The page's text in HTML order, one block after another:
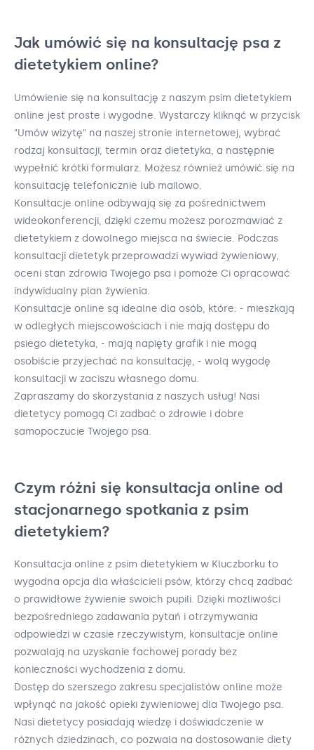
Jak umówić się na konsultację psa z
dietetykiem online?
Umówienie się na konsultację z naszym psim dietetykiem
online jest proste i wygodne. Wystarczy kliknąć w przycisk
"Umów wizytę" na naszej stronie internetowej, wybrać
rodzaj konsultacji, termin oraz dietetyka, a następnie
wypełnić krótki formularz. Możesz również umówić się na
konsultację telefonicznie lub mailowo.
Konsultacje online odbywają się za pośrednictwem
wideokonferencji, dzięki czemu możesz porozmawiać z
dietetykiem z dowolnego miejsca na świecie. Podczas
konsultacji dietetyk przeprowadzi wywiad żywieniowy,
oceni stan zdrowia Twojego psa i pomoże Ci opracować
indywidualny plan żywienia.
Konsultacje online są idealne dla osób, które: - mieszkają
w odległych miejscowościach i nie mają dostępu do
psiego dietetyka, - mają napięty grafik i nie mogą
osobiście przyjechać na konsultację, - wolą wygodę
konsultacji w zaciszu własnego domu.
Zapraszamy do skorzystania z naszych usług! Nasi
dietetycy pomogą Ci zadbać o zdrowie i dobre
samopoczucie Twojego psa.
Czym różni się konsultacja online od
stacjonarnego spotkania z psim
dietetykiem?
Konsultacja online z psim dietetykiem w Kluczborku to
wygodna opcja dla właścicieli psów, którzy chcą zadbać
o prawidłowe żywienie swoich pupili. Dzięki możliwości
bezpośredniego zadawania pytań i otrzymywania
odpowiedzi w czasie rzeczywistym, konsultacje online
pozwalają na uzyskanie fachowej porady bez
konieczności wychodzenia z domu.
Dostęp do szerszego zakresu specjalistów online może
wpłynąć na jakość opieki żywieniowej dla Twojego psa.
Nasi dietetycy posiadają wiedzę i doświadczenie w
różnych dziedzinach, co pozwala na dostosowanie diety